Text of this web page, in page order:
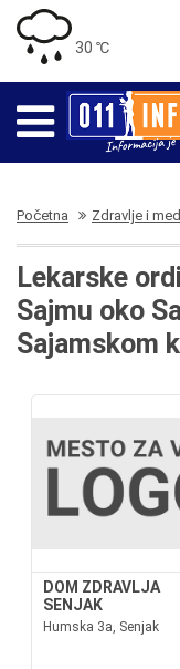
30 ℃
Početna Zdravlje i
Lekarske
Sajmu oko
Sajamskom
DOM ZDRAVLJA
SENJAK
Humska 3a, Senjak